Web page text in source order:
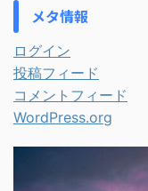
メタ情報
ログイン
投稿フィード
コメントフィード
WordPress.org